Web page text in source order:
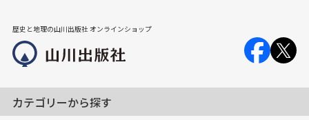
歴史と地理の山川出版社 オンラインショップ
カテゴリーから探す